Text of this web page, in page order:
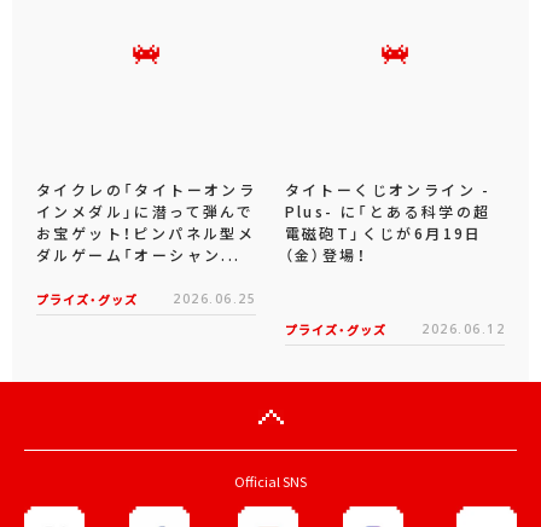
タイクレの「タイトーオンラ
インメダル」に潜って弾んで
お宝ゲット！ピンパネル型メ
ダルゲーム「オーシャン...
プライズ・グッズ 2026.06.25
タイトーくじオンライン -
Plus- に「とある科学の超
電磁砲T」くじが6月19日
（金）登場！
プライズ・グッズ 2026.06.12
Official SNS